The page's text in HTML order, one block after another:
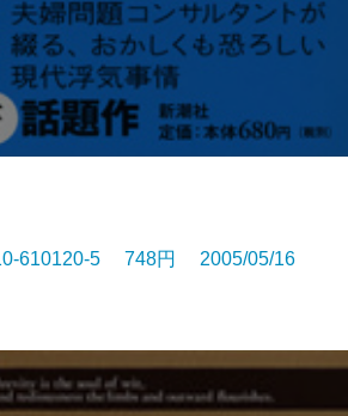
610120-5 748円 2005/05/16